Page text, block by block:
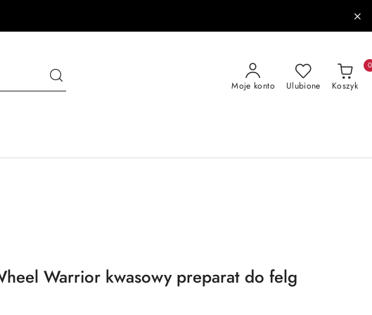
Moje konto Ulubione Koszyk
0
Warrior kwasowy preparat do felg